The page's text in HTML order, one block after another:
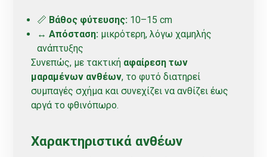
📏 Βάθος φύτευσης: 10–15 cm
↔️Απόσταση: μικρότερη, λόγω χαμηλής
ανάπτυξης
Συνεπώς, με τακτική αφαίρεση των
μαραμένων ανθέων, το φυτό διατηρεί
συμπαγές σχήμα και συνεχίζει να ανθίζει έως
αργά το φθινόπωρο.
Χαρακτηριστικά ανθέων